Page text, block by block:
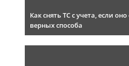
Как снять ТС с учета, если оно
верных способа